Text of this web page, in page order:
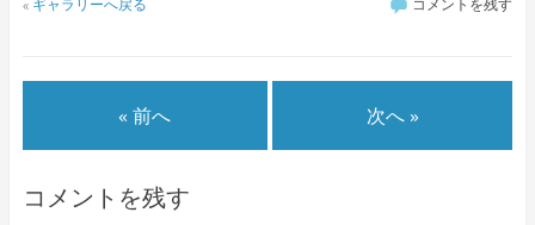
« ギャラリーへ戻る コメントを残す
« 前へ 次へ »
コメントを残す